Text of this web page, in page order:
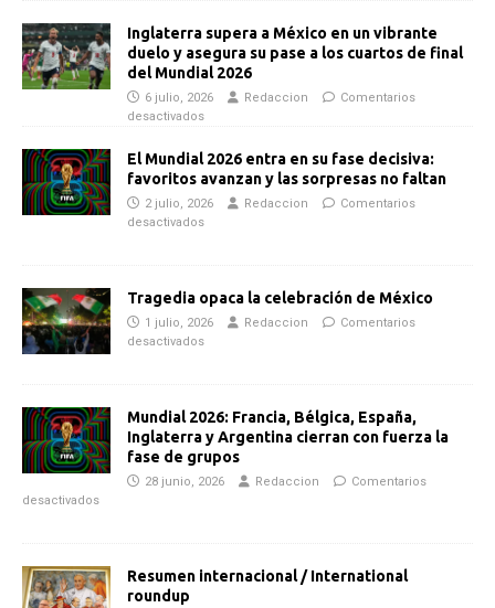
Inglaterra supera a México en un vibrante
duelo y asegura su pase a los cuartos de final
del Mundial 2026
6 julio, 2026 Redaccion
Comentarios
desactivados
El Mundial 2026 entra en su fase decisiva:
favoritos avanzan y las sorpresas no faltan
2 julio, 2026 Redaccion
Comentarios
desactivados
Tragedia opaca la celebración de México
1 julio, 2026 Redaccion
Comentarios
desactivados
Mundial 2026: Francia, Bélgica, España,
Inglaterra y Argentina cierran con fuerza la
fase de grupos
28 junio, 2026 Redaccion
Comentarios
desactivados
Resumen internacional / International
roundup